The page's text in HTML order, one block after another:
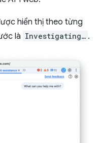
hiển thị theo từng
là Investigating… .